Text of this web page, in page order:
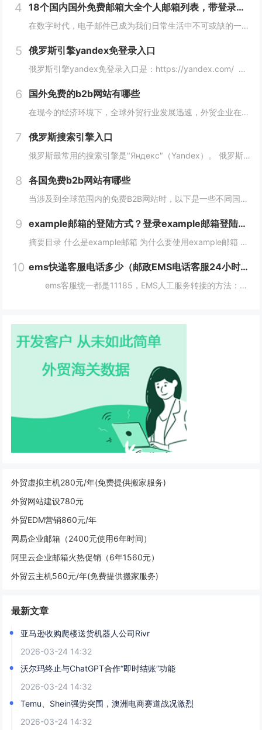
4 18个国内国外免费邮箱大全个人邮箱列表，带登录链接
在数字时代，电子邮件已成为我们日常生活中不可或缺的一部分。无论是在工作、学习还是生活中，我们都需要一个安全、稳定、快速的邮箱服务来满足我们的需求。今天，我们将为您带来18个国内外免费邮箱大全，并附上登录链接，让您轻松获取您心仪的邮箱服务。...
5 俄罗斯引擎yandex免登录入口
俄罗斯引擎yandex免登录入口是：https://yandex.com/ 无须登录直接使用，接下来小编就来给大家详细介绍。 俄罗斯引擎yandex免登录入口 Yandex是俄罗斯最大的互联网公司之一，其拥有自己的搜索引...
6 国外免费的b2b网站有哪些
在现今的经济环境下，全球外贸行业发展迅速，外贸企业在寻找客户方面也变得越来越重要，并且更加重视做好国外B2B网站的使用。因此，在选择一个合适的国外B2B网站时，您应该根据您的需求选择一个合适的网站，下面介绍一下国外免费的b2b网站有哪些？...
7 俄罗斯搜索引擎入口
俄罗斯最常用的搜索引擎是"Яндекс"（Yandex）。 俄罗斯搜索引擎yandex入口： 1、俄罗斯搜索引擎入口1：yandex.com，无须登录直接使用。 2、俄罗斯搜索引擎入口2：www.yandex.ru，需要登录使用。...
8 各国免费b2b网站有哪些
当涉及到全球范围内的免费B2B网站时，以下是一些不同国家的B2B网站，它们为企业提供了广阔的国际市场。这些网站在不同国家和地区具有不同的影响力，但都是免费使用的。 各国免费b2b网站： 1. 中国： - Alib...
9 example邮箱的登陆方式？登录example邮箱登陆服务器的步骤？
摘要目录 什么是example邮箱 为什么要使用example邮箱 example邮箱的登陆方式 如何保护example邮箱的安全性 结论 什么是example邮箱 example邮箱是由著名IT企...
10 ems快递客服电话多少（邮政EMS电话客服24小时服务热线）
ems客服统一都是11185，EMS人工服务转接的方法：1、使用固定电话或手机拨打11183，接通后，按1进入”上门揽收“，告诉客服人员您的取件地址、联系人和电话就可以上门取件。2、按2进入。 11183是邮政EMS的服务电话...
外贸虚拟主机280元/年(免费提供搬家服务)
外贸网站建设780元
外贸EDM营销860元/年
网易企业邮箱（2400元使用6年时间）
阿里云企业邮箱火热促销（6年1560元）
外贸云主机560元/年(免费提供搬家服务)
最新文章
亚马逊收购爬楼送货机器人公司Rivr
2026-03-24 14:32
沃尔玛终止与ChatGPT合作“即时结账”功能
2026-03-24 14:32
Temu、Shein强势突围，澳洲电商赛道战况激烈
2026-03-24 14:32